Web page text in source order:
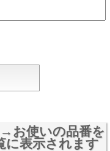
お使いの品番を
に表示されます